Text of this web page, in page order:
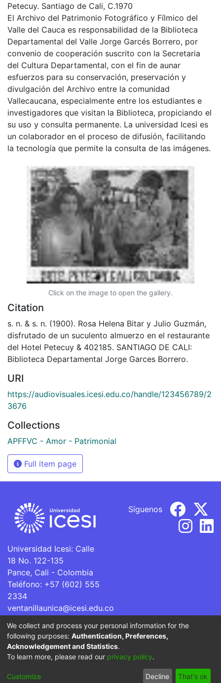
Petecuy. Santiago de Cali, C.1970
El Archivo del Patrimonio Fotográfico y Fílmico del
Valle del Cauca es responsabilidad de la Biblioteca
Departamental del Valle Jorge Garcés Borrero, por
convenio de cooperación suscrito con la Secretaria
del Cultura Departamental, con el fin de aunar
esfuerzos para su conservación, preservación y
divulgación del Archivo entre la comunidad
Vallecaucana, especialmente entre los estudiantes e
investigadores que visitan la Biblioteca, propiciando el
su uso y consulta permanente. La universidad Icesi es
un colaborador en el proceso de difusión, facilitando
la tecnología que permite la consulta de las imágenes.
Click on the image to open the gallery.
Citation
s. n. & s. n. (1900). Rosa Helena Bitar y Julio Guzmán,
disfrutado de un suculento almuerzo en el restaurante
del Hotel Petecuy & 402185. SANTIAGO DE CALI:
Biblioteca Departamental Jorge Garces Borrero.
URI
https://audiovisuales.icesi.edu.co/handle/123456789/2
3676
Collections
APFFVC - Amor - Patrimonial
Full item page
Universidad Icesi: Calle
18 No. 122-135
Pance, Cali - Colombia
Teléfono: +57 (602) 555
2334
ventanillaunica@icesi.edu.co
Síguenos
La Universidad Icesi es una Institución de Educación
Superior que se encuentra sujeta a inspección y vigilancia
por parte del Ministerio de Educación Nacional.
Cookie
End User
Send
We collect and process your personal information for the
following purposes: Authentication, Preferences,
Acknowledgement and Statistics.
To learn more, please read our privacy policy.
Customize Decline That's ok